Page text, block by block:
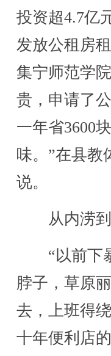
投资超4.7亿
发放公租房
集宁师范学
贵，申请了
一年省3600
味。”在县教
说。
从内涝到
“以前下暴
脖子，草原
去，上班得
十年便利店